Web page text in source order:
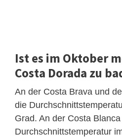
Ist es im Oktober
Costa Dorada zu
An der Costa Brava und
die
Grad. An der Costa
Durchschnittstemperatur